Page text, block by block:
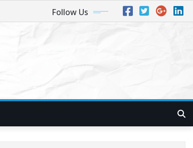
Follow Us